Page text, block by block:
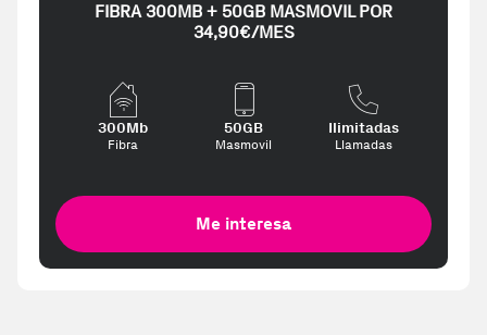
FIBRA 300MB + 50GB MASMOVIL POR
34,90€/MES
300Mb
Fibra
50GB
Masmovil
Ilimitadas
Llamadas
Me interesa